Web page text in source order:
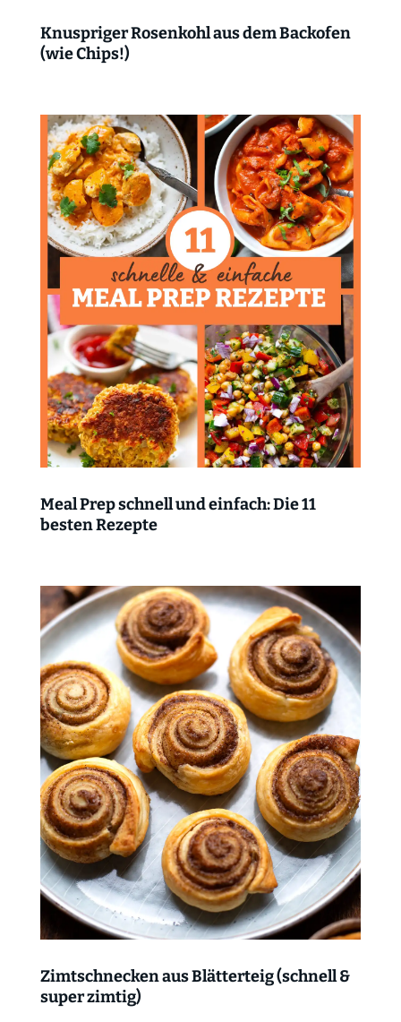
Knuspriger Rosenkohl aus dem Backofen
(wie Chips!)
Meal Prep schnell und einfach: Die 11
besten Rezepte
Zimtschnecken aus Blätterteig (schnell &
super zimtig)